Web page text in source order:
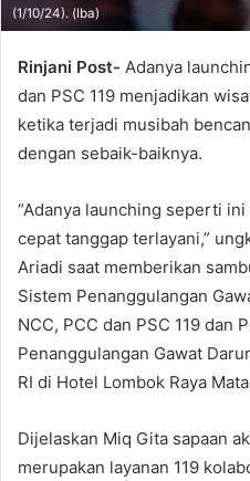
(1/10/24). (Iba)
Rinjani Post- Adanya
dan PSC 119 menjadikan
ketika terjadi musibah
dengan sebaik-baiknya.
“Adanya launching seperti
cepat tanggap terlayani,”
Ariadi saat memberikan
Sistem Penanggulangan
NCC, PCC dan PSC 119 dan
Penanggulangan Gawat
RI di Hotel Lombok Raya
Dijelaskan Miq Gita sapaan
merupakan layanan 119